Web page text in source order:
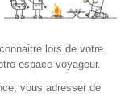
lors de votre
espace voyageur.
vous adresser de